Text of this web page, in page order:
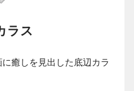
ラス
癒しを見出した底辺カラ